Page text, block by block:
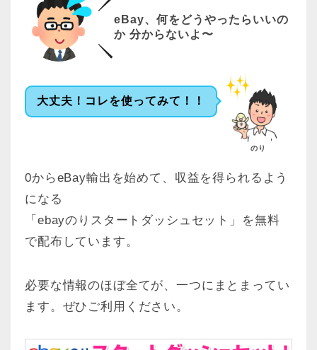
eBay、何をどうやったらいいの
か 分からないよ〜
大丈夫！コレを使ってみて！！
のり
0からeBay輸出を始めて、収益を得られるよう
になる
「ebayのりスタートダッシュセット」を無料
で配布しています。
必要な情報のほぼ全てが、一つにまとまってい
ます。ぜひご利用ください。